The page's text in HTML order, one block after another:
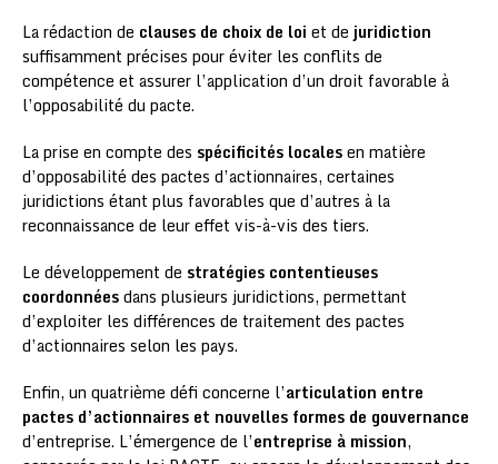
La rédaction de clauses de choix de loi et de juridiction
suffisamment précises pour éviter les conflits de
compétence et assurer l’application d’un droit favorable à
l’opposabilité du pacte.
La prise en compte des spécificités localesen matière
d’opposabilité des pactes d’actionnaires, certaines
juridictions étant plus favorables que d’autres à la
reconnaissance de leur effet vis-à-vis des tiers.
Le développement de stratégies contentieuses
coordonnéesdans plusieurs juridictions, permettant
d’exploiter les différences de traitement des pactes
d’actionnaires selon les pays.
Enfin, un quatrième défi concerne l’articulation entre
pactes d’actionnaires et nouvelles formes de gouvernance
d’entreprise. L’émergence de l’entreprise à mission,